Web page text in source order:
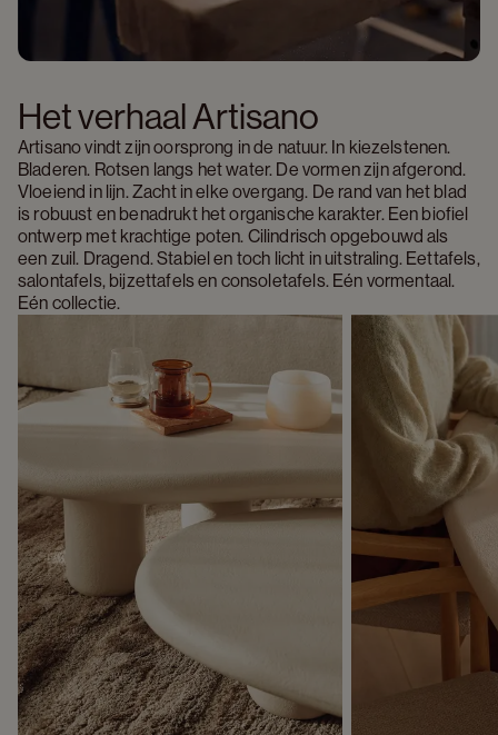
Het verhaal Artisano
Artisano vindt zijn oorsprong in de natuur. In kiezelstenen.
Bladeren. Rotsen langs het water. De vormen zijn afgerond.
Vloeiend in lijn. Zacht in elke overgang. De rand van het blad
is robuust en benadrukt het organische karakter. Een biofiel
ontwerp met krachtige poten. Cilindrisch opgebouwd als
een zuil. Dragend. Stabiel en toch licht in uitstraling. Eettafels,
salontafels, bijzettafels en consoletafels. Eén vormentaal.
Eén collectie.